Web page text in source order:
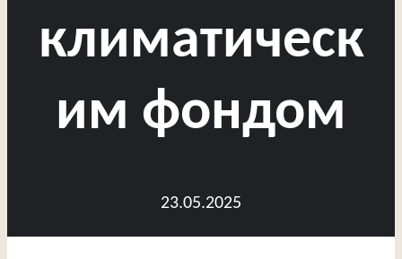
климатическ
им фондом
23.05.2025